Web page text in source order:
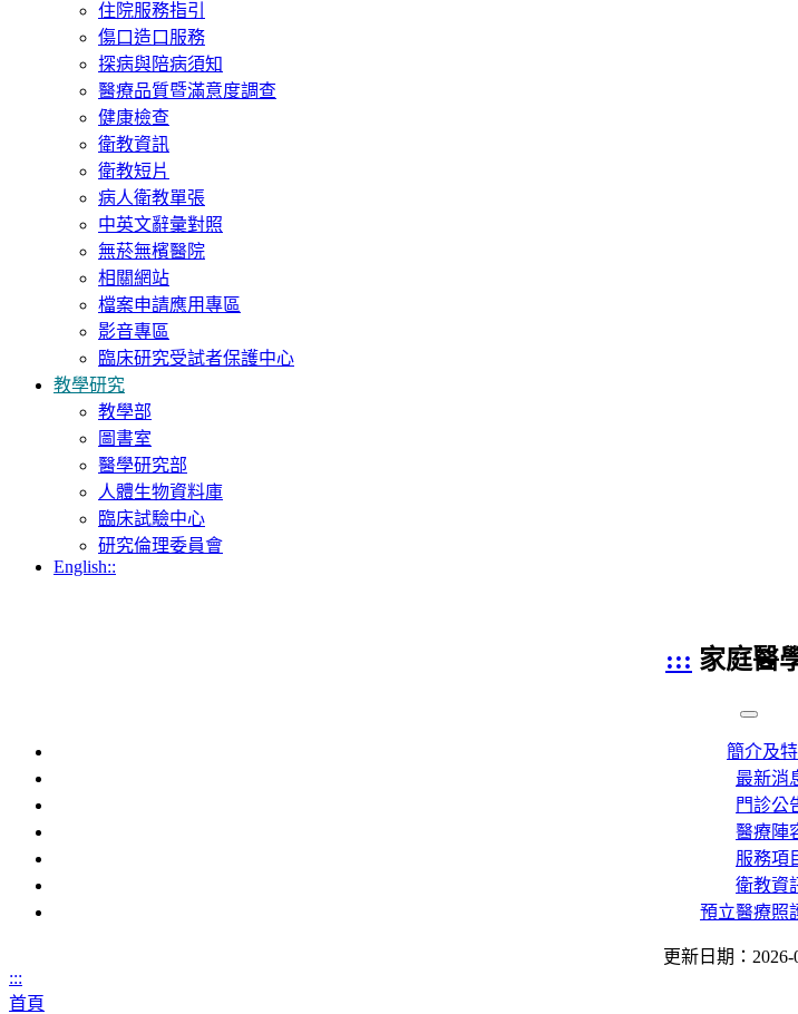
住院服務指引
傷口造口服務
探病與陪病須知
醫療品質暨滿意度調查
健康檢查
衛教資訊
衛教短片
病人衛教單張
中英文辭彙對照
無菸無檳醫院
相關網站
檔案申請應用專區
影音專區
臨床研究受試者保護中心
教學研究
教學部
圖書室
醫學研究部
人體生物資料庫
臨床試驗中心
研究倫理委員會
English::
::: 家庭醫
簡介及
最新消
門診公
醫療陣
服務項
衛教資
預立醫療照
更新日期：2026-
:::
首頁